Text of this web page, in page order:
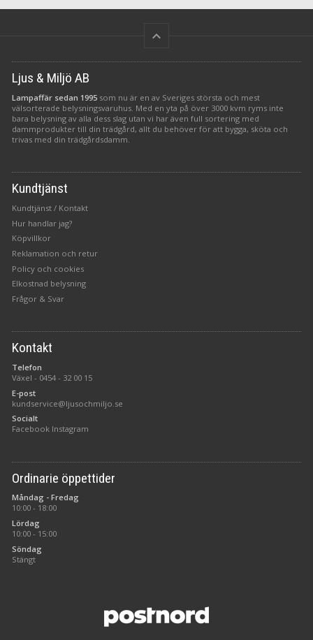
keyboard_arrow_up
Ljus & Miljö AB
Lampaffär sedan 1995 som nu är en av Sveriges största och mest
välsorterade belysningsvaruhus. Med en yta på över 3000 kvm ryms inte
bara belysning av alla dess slag utan vi har även full sortering med
dammprodukter till din trädgård, allt du behöver för att bygga, sköta och
trivas med din trädgårdsdamm.
Kundtjänst
Kundtjänst / Kontakt
Hur handlar jag?
Köpvillkor
Reklamation och retur
Policy och cookies
Elkostnad belysning
Frågor & Svar
Kontakt
Telefon
Växel - 0454 - 32 00 15
E-post
kundservice@ljusochmiljo.se
Socialt
Facebook Instagram
Ordinarie öppettider
Måndag - Fredag
10:00 - 18:00
Lördag
10:00 - 15:00
Söndag
Stängt